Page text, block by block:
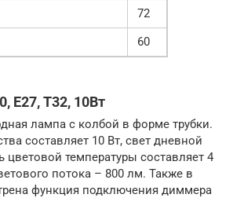
72
60
E27, T32, 10Вт
лампа с колбой в форме трубки.
составляет 10 Вт, свет дневной
цветовой температуры составляет 4
потока – 800 лм. Также в
функция подключения диммера